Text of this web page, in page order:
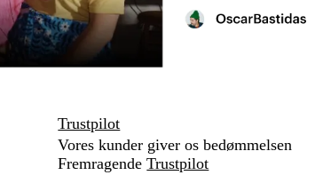
Trustpilot
Vores kunder giver os bedømmelsen
FremragendeTrustpilot